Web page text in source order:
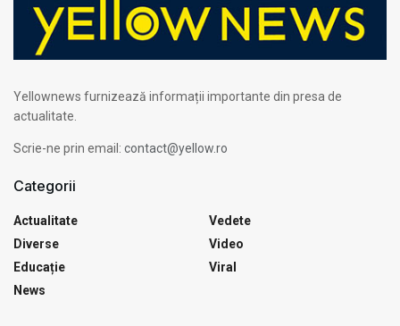
Yellownews furnizează informații importante din presa de
actualitate.
Scrie-ne prin email: contact@yellow.ro
Categorii
Actualitate
Diverse
Educație
News
Vedete
Video
Viral